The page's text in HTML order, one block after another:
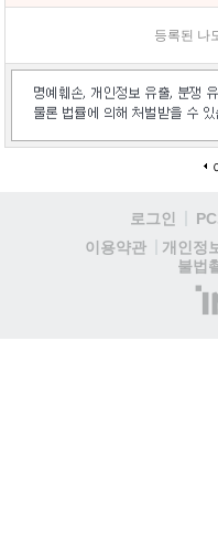
등록된 나
로그인
이용약관
개인정
불법